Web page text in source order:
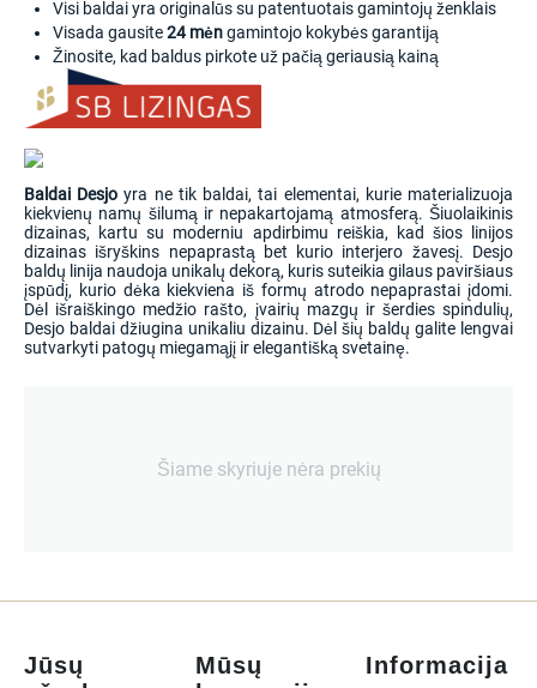
Visi baldai yra originalūs su patentuotais gamintojų ženklais
Visada gausite24 mėngamintojo kokybės garantiją
Žinosite, kad baldus pirkote už pačią geriausią kainą
Baldai Desjo yra ne tik baldai, tai elementai, kurie materializuoja
kiekvienų namų šilumą ir nepakartojamą atmosferą. Šiuolaikinis
dizainas, kartu su moderniu apdirbimu reiškia, kad šios linijos
dizainas išryškins nepaprastą bet kurio interjero žavesį. Desjo
baldų linija naudoja unikalų dekorą, kuris suteikia gilaus paviršiaus
įspūdį, kurio dėka kiekviena iš formų atrodo nepaprastai įdomi.
Dėl išraiškingo medžio rašto, įvairių mazgų ir šerdies spindulių,
Desjo baldai džiugina unikaliu dizainu. Dėl šių baldų galite lengvai
sutvarkyti patogų miegamąjį ir elegantišką svetainę.
Šiame skyriuje nėra prekių
Jūsų
Mūsų
Informacija